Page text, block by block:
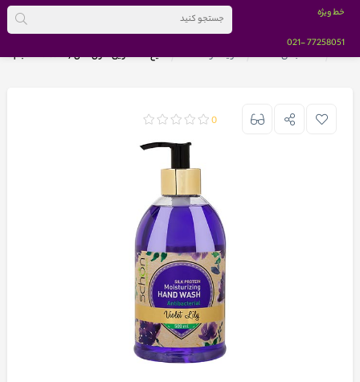
خط ویژه
77258051
-021
خانه
دسته بندی کالاها شوینده و نظافت مایع دستشویی شون مدل Violet Lily حجم 500 میلی لیتر
0